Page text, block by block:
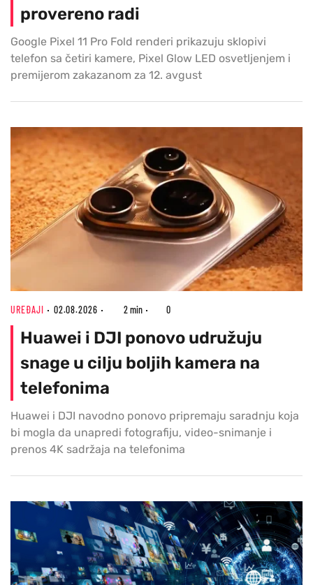
provereno radi
Google Pixel 11 Pro Fold renderi prikazuju sklopivi
telefon sa četiri kamere, Pixel Glow LED osvetljenjem i
premijerom zakazanom za 12. avgust
UREĐAJI 02.08.2026 2 min 0
Huawei i DJI ponovo udružuju
snage u cilju boljih kamera na
telefonima
Huawei i DJI navodno ponovo pripremaju saradnju koja
bi mogla da unapredi fotografiju, video-snimanje i
prenos 4K sadržaja na telefonima